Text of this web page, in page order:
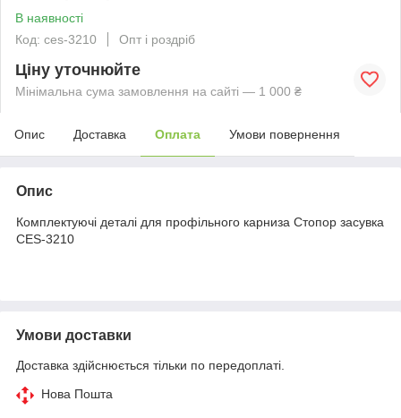
В наявності
Код: ces-3210
Опт і роздріб
Ціну уточнюйте
Мінімальна сума замовлення на сайті — 1 000 ₴
Опис Доставка Оплата Умови повернення
Опис
Комплектуючі деталі для профільного карниза Стопор засувка
CES-3210
Умови доставки
Доставка здійснюється тільки по передоплаті.
Нова Пошта